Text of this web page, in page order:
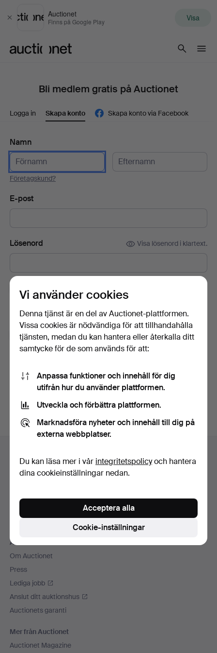
Stäng
Auctionet
Finns på Google Play Visa
Bli medlem gratis på Auctionet
Logga in Skapa konto Skapa konto via Facebook
Namn
Företagskund?
E-post
Lösenord Visa lösenord i klartext.
Prenumerera på Auctionets nyhetsbrev.
ångrar dig kan du enkelt avsluta prenumerationen.
Jag är över 18 år och jag godkänner
användarvillkoren,köpvillkorensamt bekräftar att jag
Skapa konto
Kontakta support
Sociala medier
Auctionet
Om Auctionet
Press
Lediga jobb
Anslut ditt auktionshus
Auctionets garanti
Mer från Auctionet
Auctionet Magazine
Vi använder cookies
Denna tjänst är en del av Auctionet-plattformen.
Vissa cookies är nödvändiga för att tillhandahålla
tjänsten, medan du kan hantera eller återkalla ditt
samtycke för de som används för att:
Anpassa funktioner och innehåll för dig
utifrån hur du använder plattformen.
Utveckla och förbättra plattformen.
Marknadsföra nyheter och innehåll till dig på
externa webbplatser.
Du kan läsa mer i vår integritetspolicyoch hantera
dina cookieinställningar nedan.
Cookie-inställningar
Acceptera alla